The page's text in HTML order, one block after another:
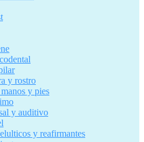
y rostro
y pies
y auditivo
y reafirmantes